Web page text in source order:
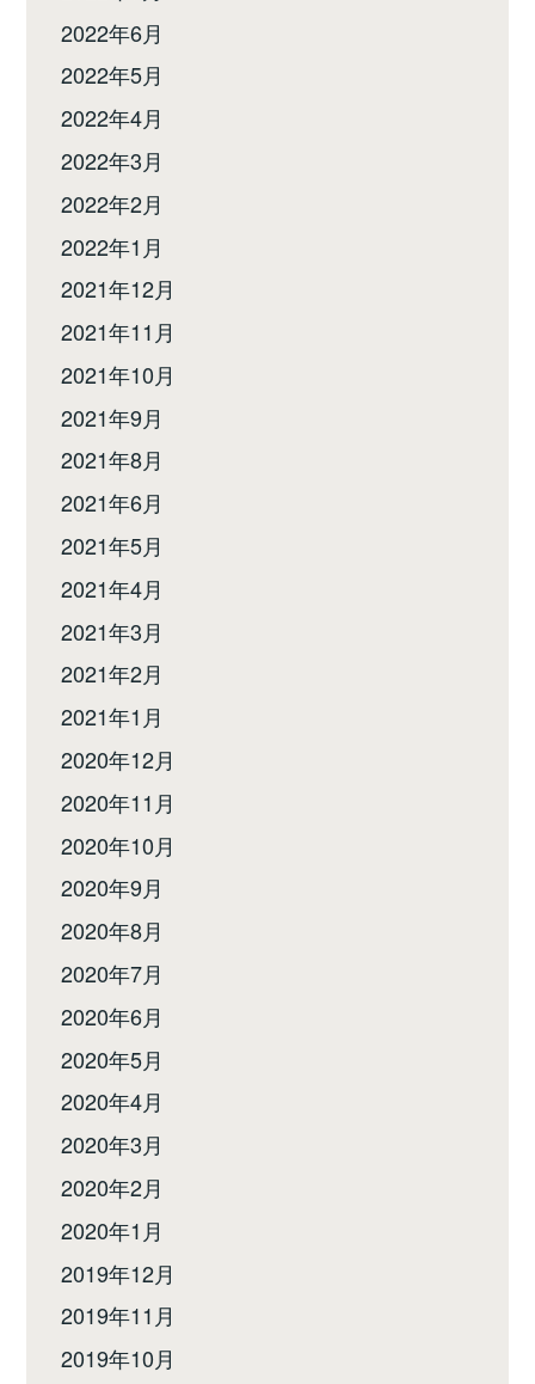
2022年6月
2022年5月
2022年4月
2022年3月
2022年2月
2022年1月
2021年12月
2021年11月
2021年10月
2021年9月
2021年8月
2021年6月
2021年5月
2021年4月
2021年3月
2021年2月
2021年1月
2020年12月
2020年11月
2020年10月
2020年9月
2020年8月
2020年7月
2020年6月
2020年5月
2020年4月
2020年3月
2020年2月
2020年1月
2019年12月
2019年11月
2019年10月